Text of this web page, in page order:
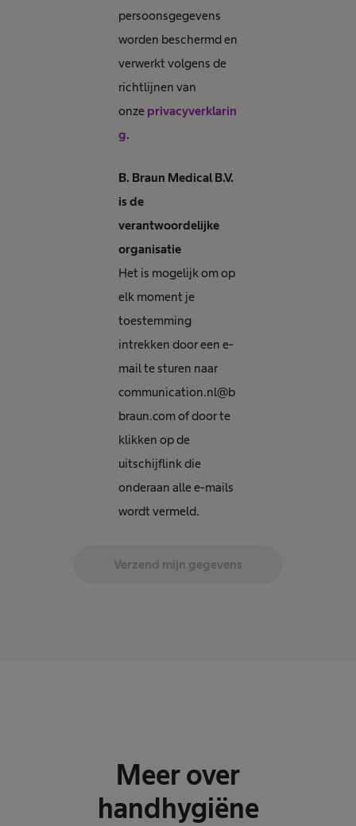
persoonsgegevens
worden beschermd en
verwerkt volgens de
richtlijnen van
onze privacyverklarin
g.
B. Braun Medical B.V.
is de
verantwoordelijke
organisatie
Het is mogelijk om op
elk moment je
toestemming
intrekken door een e-
mail te sturen naar
communication.nl@b
braun.com of door te
klikken op de
uitschijflink die
onderaan alle e-mails
wordt vermeld.
Verzend mijn gegevens
Meer over
handhygiëne